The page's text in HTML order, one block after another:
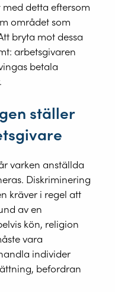
detta eftersom
området som
bryta mot dessa
arbetsgivaren
betala
ställer
varken anställda
Diskriminering
kräver i regel att
av en
kön, religion
vara
individer
befordran